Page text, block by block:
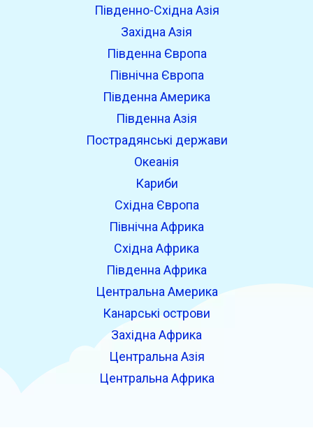
Південно-Східна Азія
Західна Азія
Південна Європа
Північна Європа
Південна Америка
Південна Азія
Пострадянські держави
Океанія
Кариби
Східна Європа
Північна Африка
Східна Африка
Південна Африка
Центральна Америка
Канарські острови
Західна Африка
Центральна Азія
Центральна Африка